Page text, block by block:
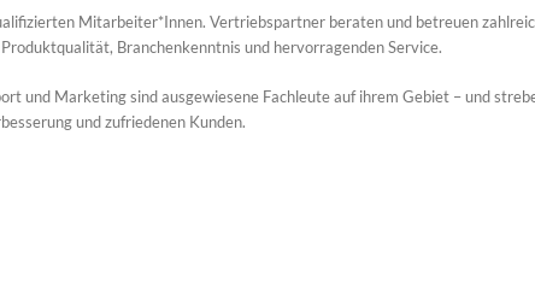
Mitarbeiter*Innen. Vertriebspartner beraten und betreuen
Branchenkenntnis und hervorragenden Service.
und Marketing sind ausgewiesene Fachleute auf ihrem Gebiet – und
und zufriedenen Kunden.